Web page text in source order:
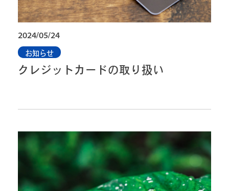
2024/05/24
お知らせ
クレジットカードの取り扱い